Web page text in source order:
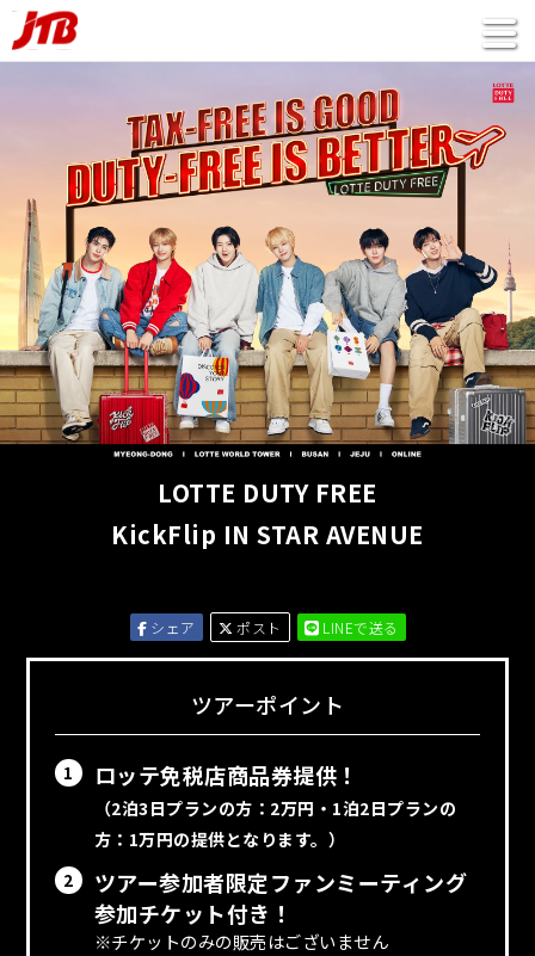
LOTTE DUTY FREE
KickFlip IN STAR AVENUE
シェア ポスト LINEで送る
ツアーポイント
1 ロッテ免税店商品券提供！
（2泊3日プランの方：2万円・1泊2日プランの
方：1万円の提供となります。）
2
ツアー参加者限定ファンミーティング
参加チケット付き！
チケットのみの販売はございません